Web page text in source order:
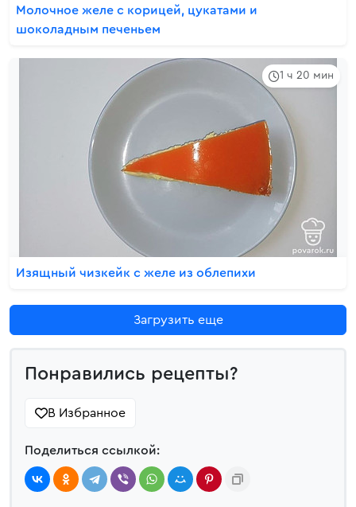
Молочное желе с корицей, цукатами и
шоколадным печеньем
1 ч 20 мин
Изящный чизкейк с желе из облепихи
Загрузить еще
Понравились рецепты?
В Избранное
Поделиться ссылкой: